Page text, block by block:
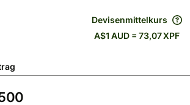
Devisenmittelkurs
A$1 AUD = 73,07 XPF